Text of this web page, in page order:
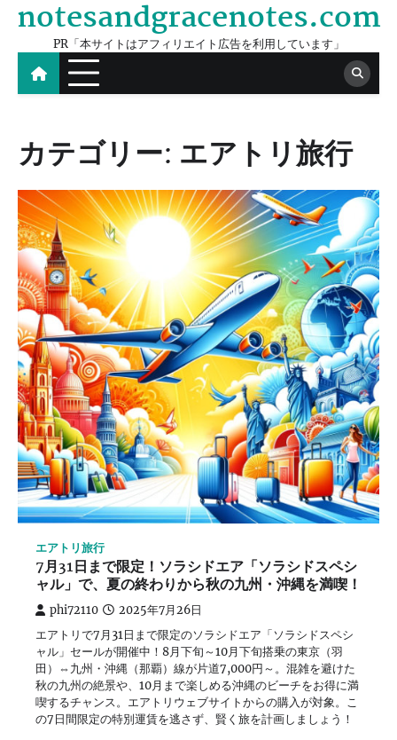
Skip
content
notesandgracenotes.com
PR「本サイトはアフィリエイト広告を利用しています」
カテゴリー: エアトリ旅行
エアトリ旅行
7月31日まで限定！ソラシドエア「ソラシドスペシ
ャル」で、夏の終わりから秋の九州・沖縄を満喫！
phi72110 2025年7月26日
エアトリで7月31日まで限定のソラシドエア「ソラシドスペシ
ャル」セールが開催中！8月下旬～10月下旬搭乗の東京（羽
田）⇔九州・沖縄（那覇）線が片道7,000円～。混雑を避けた
秋の九州の絶景や、10月まで楽しめる沖縄のビーチをお得に満
喫するチャンス。エアトリウェブサイトからの購入が対象。こ
の7日間限定の特別運賃を逃さず、賢く旅を計画しましょう！